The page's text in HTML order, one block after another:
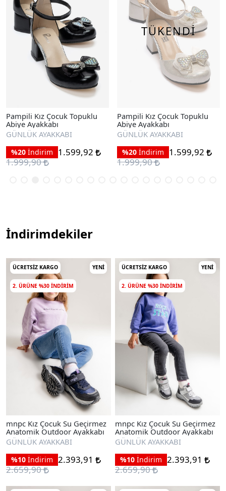
Pampili Kız Çocuk Topuklu
Abiye Ayakkabı
GÜNLÜK AYAKKABI
%20 İndirim
1.599,92
1.999,90
TÜKENDİ
Pampili Kız Çocuk Topuklu
Abiye Ayakkabı
GÜNLÜK AYAKKABI
%20 İndirim
1.599,92
1.999,90
İndirimdekiler
ÜCRETSIZ KARGO YENI
2. ÜRÜNE %30 INDIRIM
mnpc Kız Çocuk Su Geçirmez
Anatomik Outdoor Ayakkabı
GÜNLÜK AYAKKABI
%10 İndirim 2.393,91
2.659,90
ÜCRETSIZ KARGO YENI
2. ÜRÜNE %30 INDIRIM
mnpc Kız Çocuk Su Geçirmez
Anatomik Outdoor Ayakkabı
GÜNLÜK AYAKKABI
%10 İndirim 2.393,91
2.659,90